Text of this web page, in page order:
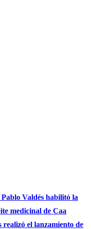
Valdés habilitó la
medicinal de Caa
el lanzamiento de